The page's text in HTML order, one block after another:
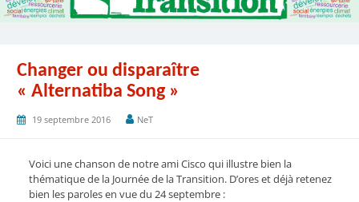
Changer ou disparaître
« Alternatiba Song »
19 septembre 2016 NeT
Voici une chanson de notre ami Cisco qui illustre bien la
thématique de la Journée de la Transition. D’ores et déjà retenez
bien les paroles en vue du 24 septembre :